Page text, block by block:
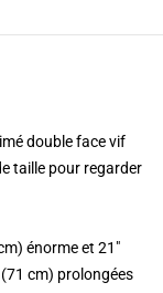
double face vif
taille pour regarder
énorme et 21"
cm) prolongées